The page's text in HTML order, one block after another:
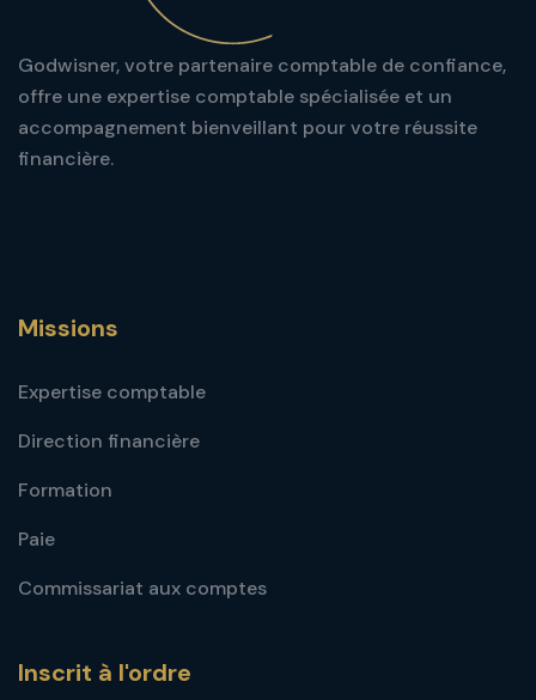
Godwisner, votre partenaire comptable de confiance,
offre une expertise comptable spécialisée et un
accompagnement bienveillant pour votre réussite
financière.
Missions
Expertise comptable
Direction financière
Formation
Paie
Commissariat aux comptes
Inscrit à l'ordre